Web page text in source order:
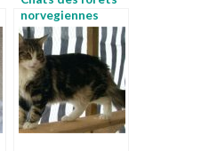
norvegiennes
norvegien noir